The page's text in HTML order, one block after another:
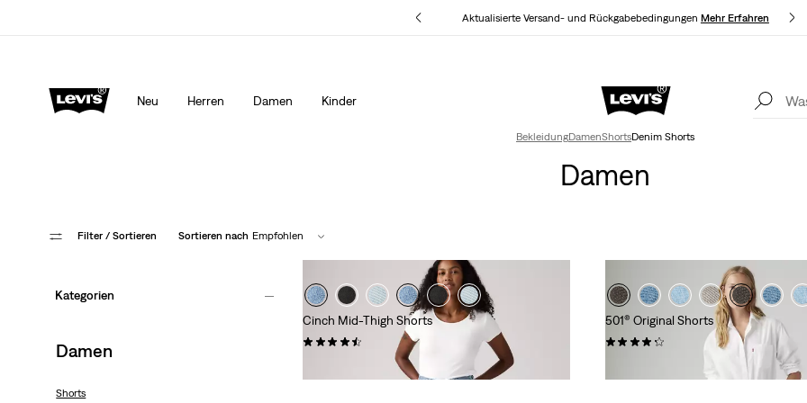
Aktualisierte Versand- und Rückgabebedingungen Mehr Erfahren
Neu Herren Damen Kinder
Levi’s® App. Best of Levi’s® für dichMehr Erfahren
BekleidungDamenShortsDenim Shorts
Damen
Filter / Sortieren Sortieren nach Empfohlen
Kategorien
Damen
Shorts
Cinch Mid-Thigh Shorts
501® Original Shorts